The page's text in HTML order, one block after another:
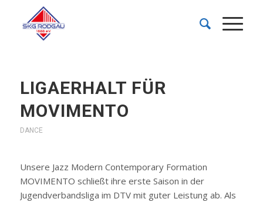
LIGAERHALT FÜR
MOVIMENTO
DANCE
Unsere Jazz Modern Contemporary Formation
MOVIMENTO schließt ihre erste Saison in der
Jugendverbandsliga im DTV mit guter Leistung ab. Als